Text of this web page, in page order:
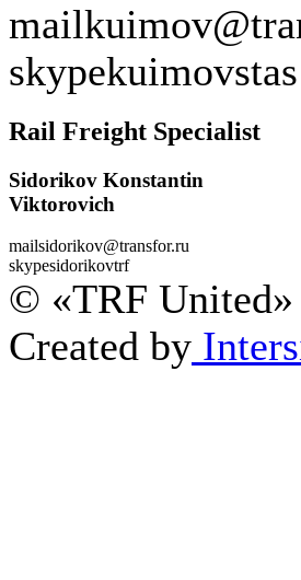
mail
skypekuimovstas
Rail Freight Specialist
Sidorikov Konstantin
Viktorovich
mailsidorikov@transfor.ru
skypesidorikovtrf
© «TRF
Created by